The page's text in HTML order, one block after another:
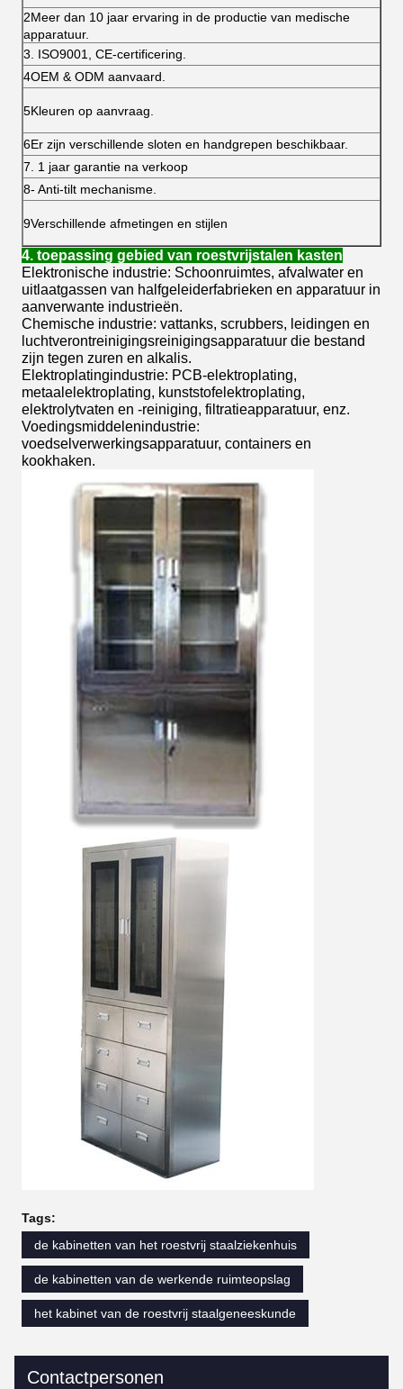
2Meer dan 10 jaar ervaring in de productie van medische
apparatuur.
3. ISO9001, CE-certificering.
4OEM & ODM aanvaard.
5Kleuren op aanvraag.
6Er zijn verschillende sloten en handgrepen beschikbaar.
7. 1 jaar garantie na verkoop
8- Anti-tilt mechanisme.
9Verschillende afmetingen en stijlen
4. toepassing gebied van roestvrijstalen kasten
Elektronische industrie: Schoonruimtes, afvalwater en
uitlaatgassen van halfgeleiderfabrieken en apparatuur in
aanverwante industrieën.
Chemische industrie: vattanks, scrubbers, leidingen en
luchtverontreinigingsreinigingsapparatuur die bestand
zijn tegen zuren en alkalis.
Elektroplatingindustrie: PCB-elektroplating,
metaalelektroplating, kunststofelektroplating,
elektrolytvaten en -reiniging, filtratieapparatuur, enz.
Voedingsmiddelenindustrie:
voedselverwerkingsapparatuur, containers en
kookhaken.
Tags:
de kabinetten van het roestvrij staalziekenhuis
de kabinetten van de werkende ruimteopslag
het kabinet van de roestvrij staalgeneeskunde
Contactpersonen